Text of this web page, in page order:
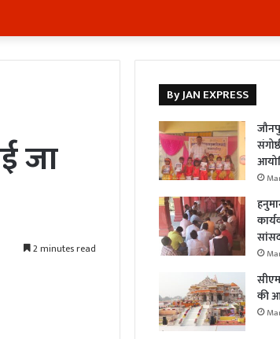
जा
2 minutes read
By JAN EXPRESS
की